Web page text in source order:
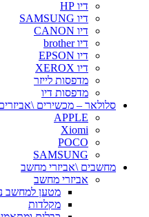
דיו HP
דיו SAMSUNG
דיו CANON
דיו brother
דיו EPSON
דיו XEROX
מדפסות לייזר
מדפסות דיו
סלולאר – מכשירים
APPLE
Xiomi
POCO
SAMSUNG
מחשבים \אביזרי מחשב
אביזרי מחשב
מטען למחשב
מקלדות